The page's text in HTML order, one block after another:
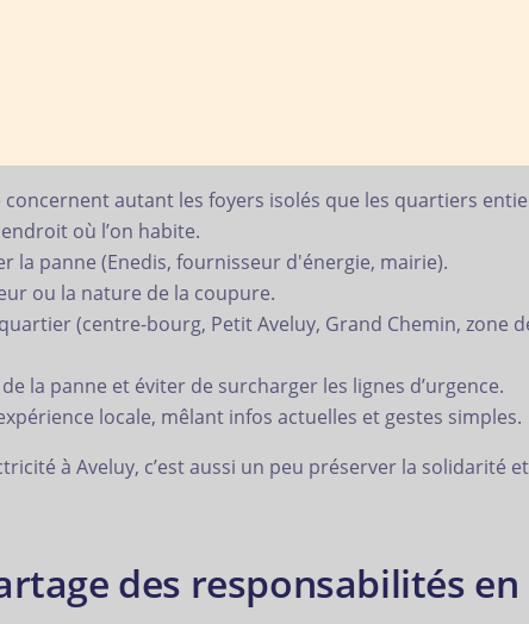
autant les foyers isolés que les quartiers
où l’on habite.
la panne (Enedis, fournisseur d'énergie, mairie).
ou la nature de la coupure.
(centre-bourg, Petit Aveluy, Grand Chemin, zone
la panne et éviter de surcharger les lignes d’urgence.
locale, mêlant infos actuelles et gestes simples.
à Aveluy, c’est aussi un peu préserver la solidarité
des responsabilités en